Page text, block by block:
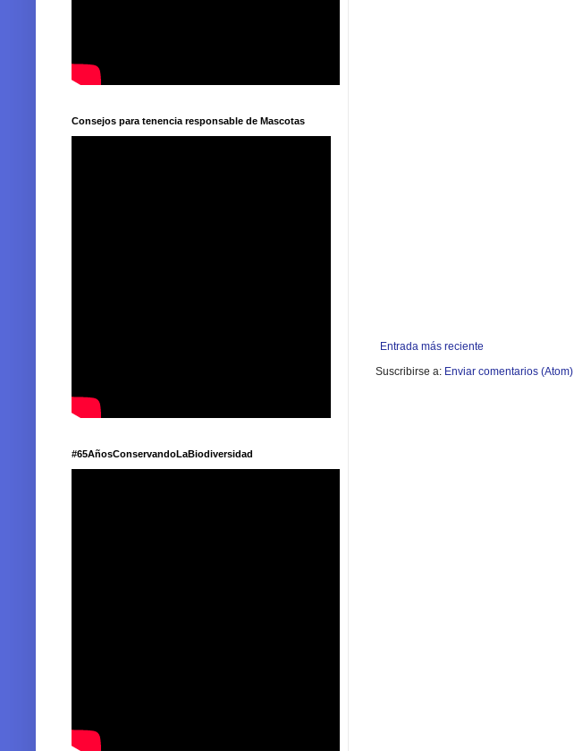
Entrada más reciente
Suscribirse a: Enviar comentarios (Atom)
Consejos para tenencia responsable de Mascotas
#65AñosConservandoLaBiodiversidad